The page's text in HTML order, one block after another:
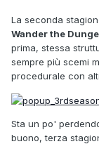
La seconda
Wander the
prima, stessa
sempre più scemi
procedurale con
Sta un po'
buono, terza